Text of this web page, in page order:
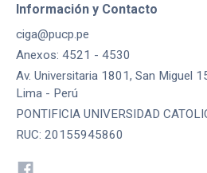
Información y Contacto
ciga@pucp.pe
Anexos: 4521 - 4530
Av. Universitaria 1801, San Miguel
Lima - Perú
PONTIFICIA UNIVERSIDAD
RUC: 20155945860